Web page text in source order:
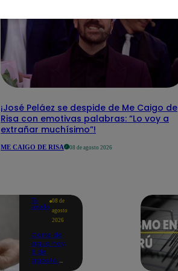
¡José Peláez se despide de Me Caigo de
Risa con emotivas palabras: “Lo voy a
extrañar muchísimo”!
ME CAIGO DE RISA 08 de agosto 2026
Te
ayudo
08 de
agosto
2026
Corte de
agua hoy,
8 de
agosto: